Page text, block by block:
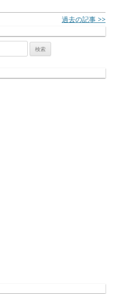
過去の記事 >>